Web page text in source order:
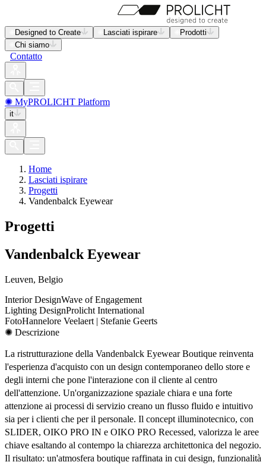
Designed to Create Lasciati ispirare
Prodotti
Chi siamo
Contatto
✺ MyPROLICHT Platform
it
Home
Lasciati ispirare
Progetti
Vandenbalck Eyewear
Progetti
Vandenbalck Eyewear
Leuven, Belgio
Interior DesignWave of Engagement
Lighting DesignProlicht International
FotoHannelore Veelaert | Stefanie Geerts
✺ Descrizione
La ristrutturazione della Vandenbalck Eyewear Boutique reinventa
l'esperienza d'acquisto con un design contemporaneo dello store e
degli interni che pone l'interazione con il cliente al centro
dell'attenzione. Un'organizzazione spaziale chiara e una forte
attenzione ai processi di servizio creano un flusso fluido e intuitivo
sia per i clienti che per il personale. Il concept illuminotecnico, con
SLIDER, OIKO PRO IN e OIKO PRO Recessed, valorizza le aree
chiave esaltando al contempo la chiarezza architettonica del negozio.
Il risultato: un'atmosfera boutique raffinata in cui design, funzionalità